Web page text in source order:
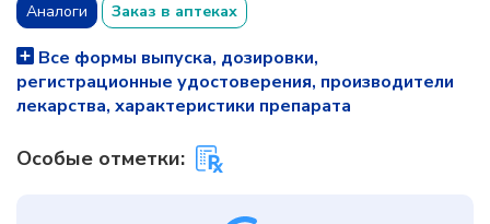
Аналоги Заказ в аптеках
Все формы выпуска, дозировки,
регистрационные удостоверения, производители
лекарства, характеристики препарата
Особые отметки: